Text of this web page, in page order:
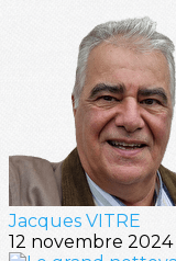
Jacques VITRE
12 novembre 2024